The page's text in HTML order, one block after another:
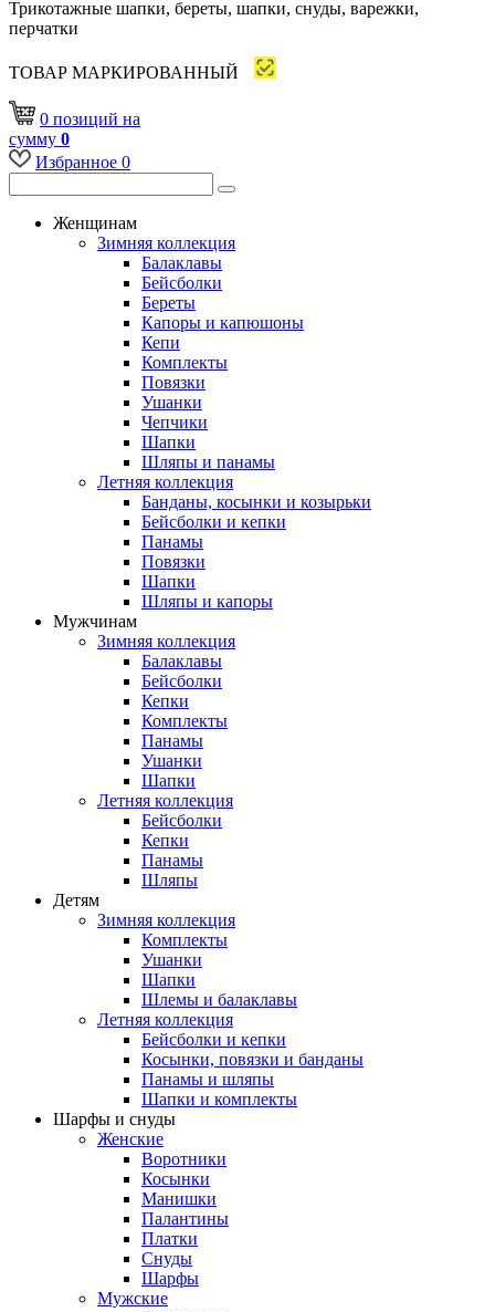
Трикотажные шапки, береты, шапки, снуды, варежки,
перчатки
ТОВАР МАРКИРОВАННЫЙ
0 позиций на
сумму 0
Избранное 0
Женщинам
Зимняя коллекция
Балаклавы
Бейсболки
Береты
Капоры и капюшоны
Кепи
Комплекты
Повязки
Ушанки
Чепчики
Шапки
Шляпы и панамы
Летняя коллекция
Банданы, косынки и козырьки
Бейсболки и кепки
Панамы
Повязки
Шапки
Шляпы и капоры
Мужчинам
Зимняя коллекция
Балаклавы
Бейсболки
Кепки
Комплекты
Панамы
Ушанки
Шапки
Летняя коллекция
Бейсболки
Кепки
Панамы
Шляпы
Детям
Зимняя коллекция
Комплекты
Ушанки
Шапки
Шлемы и балаклавы
Летняя коллекция
Бейсболки и кепки
Косынки, повязки и банданы
Панамы и шляпы
Шапки и комплекты
Шарфы и снуды
Женские
Воротники
Косынки
Манишки
Палантины
Платки
Снуды
Шарфы
Мужские